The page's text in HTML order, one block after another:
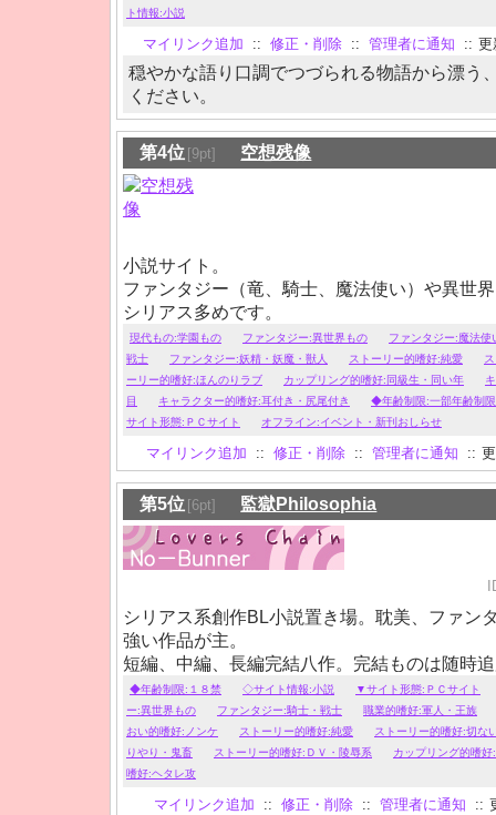
ト情報:小説
マイリンク追加 :: 修正・削除 :: 管理者に通知 :: 更
穏やかな語り口調でつづられる物語から漂う
ください。
第4位 [9pt] 空想残像
小説サイト。
ファンタジー（竜、騎士、魔法使い）や異世
シリアス多めです。
現代もの:学園もの ファンタジー:異世界もの
ファンタジー:魔法使
戦士
ファンタジー:妖精・妖魔・獣人 ストーリー的嗜好:純愛
ーリー的嗜好:ほんのりラブ
カップリング的嗜好:同級生・同い年
目
キャラクター的嗜好:耳付き・尻尾付き
◆年齢制限:一部年齢制
サイト形態:ＰＣサイト
オフライン:イベント・新刊おしらせ
マイリンク追加 :: 修正・削除 :: 管理者に通知 ::
第5位 [6pt] 監獄Philosophia
シリアス系創作BL小説置き場。耽美、ファン
強い作品が主。
短編、中編、長編完結八作。完結ものは随時
現在完全新作、人形師の師弟もの連載中。
◆年齢制限:１８禁 ◇サイト情報:小説
▼サイト形態:ＰＣサイト
ー:異世界もの
ファンタジー:騎士・戦士
職業的嗜好:軍人・王族
おい的嗜好:ノンケ
ストーリー的嗜好:純愛
ストーリー的嗜好:切な
りやり・鬼畜
ストーリー的嗜好:ＤＶ・陵辱系
カップリング的嗜
嗜好:ヘタレ攻
マイリンク追加 :: 修正・削除 :: 管理者に通知 ::